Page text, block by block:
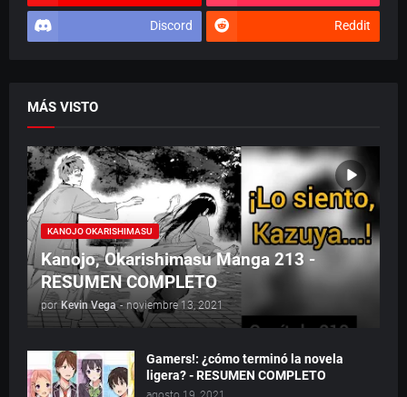
Discord Reddit
MÁS VISTO
KANOJO OKARISHIMASU
Kanojo, Okarishimasu Manga 213 -
RESUMEN COMPLETO
por Kevin Vega - noviembre 13, 2021
Gamers!: ¿cómo terminó la novela
ligera? - RESUMEN COMPLETO